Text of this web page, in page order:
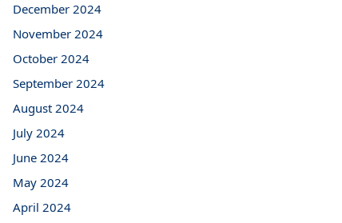
December 2024
November 2024
October 2024
September 2024
August 2024
July 2024
June 2024
May 2024
April 2024